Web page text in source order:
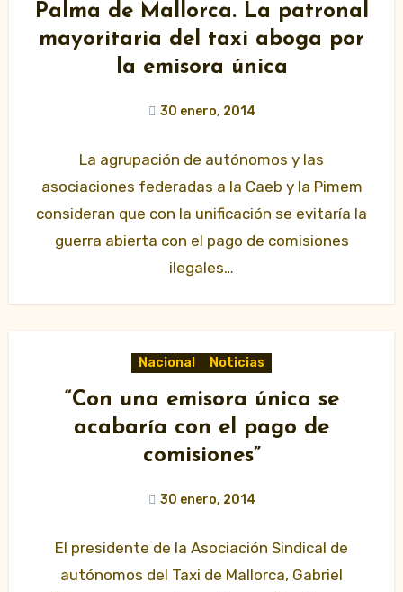
Palma de Mallorca. La patronal
mayoritaria del taxi aboga por
la emisora única
30 enero, 2014
La agrupación de autónomos y las
asociaciones federadas a la Caeb y la Pimem
consideran que con la unificación se evitaría la
guerra abierta con el pago de comisiones
ilegales…
Nacional Noticias
“Con una emisora única se
acabaría con el pago de
comisiones”
30 enero, 2014
El presidente de la Asociación Sindical de
autónomos del Taxi de Mallorca, Gabriel